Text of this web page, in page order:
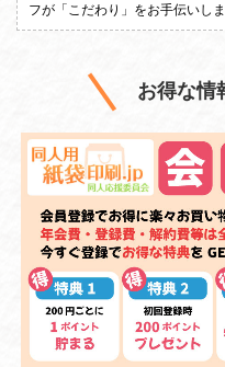
フが「こだわり」をお手伝いしま
お得な情